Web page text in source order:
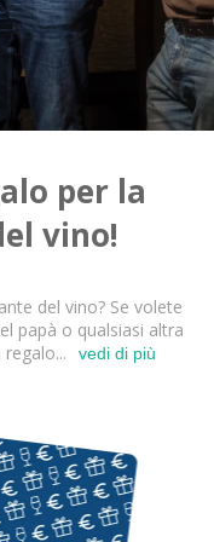
vini Provenza
vini Savoia
vini Sud Ouest
vini Valle della
vini Valle del
vini Beaune
vini Cognac
vini Colmar
champagne
per la
vino!
del vino? Se volete
papà o qualsiasi altra
vedi di più